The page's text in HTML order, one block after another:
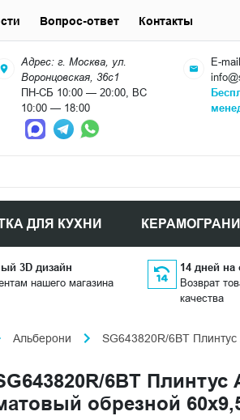
Адрес: г. Москва, ул.
Воронцовская, 36с1
ПН-СБ 10:00 — 20:00, ВС
10:00 — 18:00
E-
ДЛЯ КУХНИ
Вопрос-ответ Контакты
3D дизайн
нашего магазина
14 дней на
Возврат
качества
Альберони SG643820R/6BT
6BT
обрезной